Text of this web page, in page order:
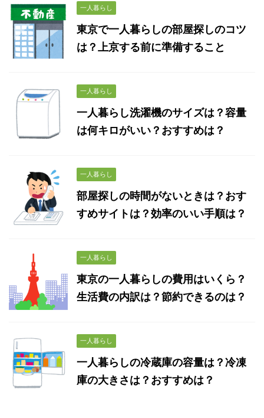
一人暮らし
東京で一人暮らしの部屋探しのコツ
は？上京する前に準備すること
一人暮らし
一人暮らし洗濯機のサイズは？容量
は何キロがいい？おすすめは？
一人暮らし
部屋探しの時間がないときは？おす
すめサイトは？効率のいい手順は？
一人暮らし
東京の一人暮らしの費用はいくら？
生活費の内訳は？節約できるのは？
一人暮らし
一人暮らしの冷蔵庫の容量は？冷凍
庫の大きさは？おすすめは？